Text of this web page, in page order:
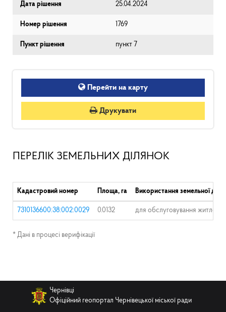
Дата рішення 25.04.2024
Номер рішення 1769
Пункт рішення пункт 7
Перейти на карту
Друкувати
ПЕРЕЛІК ЗЕМЕЛЬНИХ ДІЛЯНОК
Кадастровий номер Площа, га Використання земельної
7310136600:38:002:0029 0.0132 для обслуговування
* Дані в процесі верифікації
Чернівці
Офіційний геопортал Чернівецької міської ради